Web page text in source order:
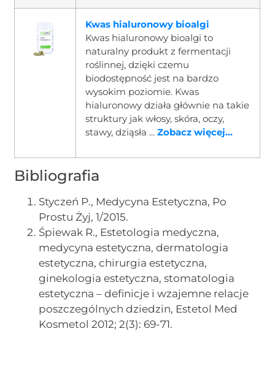
Kwas hialuronowy bioalgi
Kwas hialuronowy bioalgi to
naturalny produkt z fermentacji
roślinnej, dzięki czemu
biodostępność jest na bardzo
wysokim poziomie. Kwas
hialuronowy działa głównie na takie
struktury jak włosy, skóra, oczy,
stawy, dziąsła ...Zobacz więcej...
Bibliografia
Styczeń P., Medycyna Estetyczna, Po
Prostu Żyj, 1/2015.
Śpiewak R., Estetologia medyczna,
medycyna estetyczna, dermatologia
estetyczna, chirurgia estetyczna,
ginekologia estetyczna, stomatologia
estetyczna – definicje i wzajemne relacje
poszczególnych dziedzin, Estetol Med
Kosmetol 2012; 2(3): 69-71.